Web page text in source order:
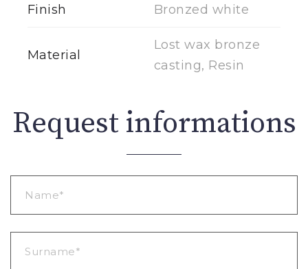
Finish Bronzed white
Material
Lost wax bronze
casting, Resin
Request informations